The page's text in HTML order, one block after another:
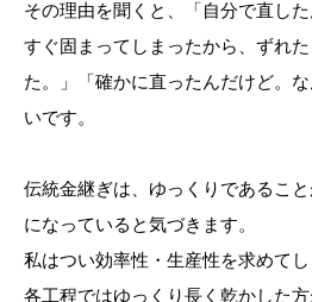
その理由を聞くと、「自分で直し
すぐ固まってしまったから、ずれ
た。」「確かに直ったんだけど。
いです。
伝統金継ぎは、ゆっくりであるこ
になっていると気づきます。
私はつい効率性・生産性を求めて
各工程ではゆっくり長く乾かした